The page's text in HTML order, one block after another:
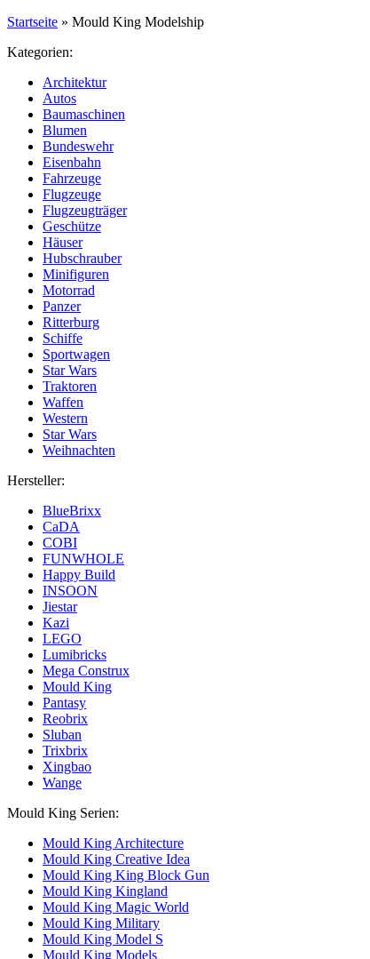
Startseite » Mould King Modelship
Kategorien:
Architektur
Autos
Baumaschinen
Blumen
Bundeswehr
Eisenbahn
Fahrzeuge
Flugzeuge
Flugzeugträger
Geschütze
Häuser
Hubschrauber
Minifiguren
Motorrad
Panzer
Ritterburg
Schiffe
Sportwagen
Star Wars
Traktoren
Waffen
Western
Star Wars
Weihnachten
Hersteller:
BlueBrixx
CaDA
COBI
FUNWHOLE
Happy Build
INSOON
Jiestar
Kazi
LEGO
Lumibricks
Mega Construx
Mould King
Pantasy
Reobrix
Sluban
Trixbrix
Xingbao
Wange
Mould King Serien:
Mould King Architecture
Mould King Creative Idea
Mould King King Block Gun
Mould King Kingland
Mould King Magic World
Mould King Military
Mould King Model S
Mould King Models